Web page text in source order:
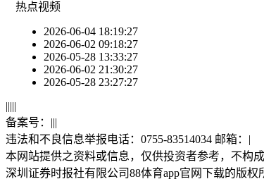
热点视频
2026-06-04 18:19:27
2026-06-02 09:18:27
2026-05-28 13:33:27
2026-06-02 21:30:27
2026-05-28 23:27:27
|||||
备案号： |||
违法和不良信息举报电话：0755-83514034 邮箱： |
本网站提供之资料或信息，仅供投资者参考，不构成
深圳证券时报社有限公司88体育app官网下载的版